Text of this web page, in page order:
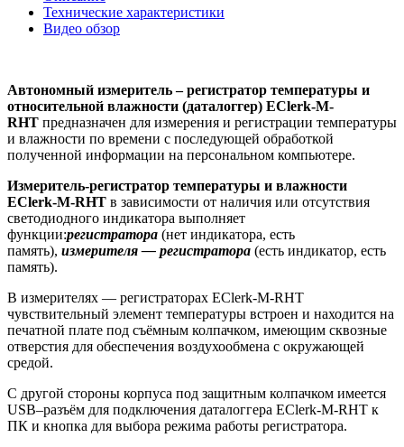
Технические характеристики
Видео обзор
Автономный измеритель – регистратор температуры и
относительной влажности (даталоггер) EClerk-M-
RHT предназначен для измерения и регистрации температуры
и влажности по времени с последующей обработкой
полученной информации на персональном компьютере.
Измеритель-регистратор температуры и влажности
EClerk-M-RHT в зависимости от наличия или отсутствия
светодиодного индикатора выполняет
функции:регистратора (нет индикатора, есть
память), измерителя — регистратора (есть индикатор, есть
память).
В измерителях — регистраторах EClerk-M-RHT
чувствительный элемент температуры встроен и находится на
печатной плате под съёмным колпачком, имеющим сквозные
отверстия для обеспечения воздухообмена с окружающей
средой.
С другой стороны корпуса под защитным колпачком имеется
USB–разъём для подключения даталоггера EClerk-M-RHT к
ПК и кнопка для выбора режима работы регистратора.